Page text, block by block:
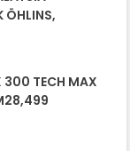
ÖHLINS,
300 TECH MAX